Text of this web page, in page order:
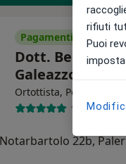
Pagamenti online
Dott.
Galeazzo
Ortottista, Posturologo
151
rifiuti
Puoi